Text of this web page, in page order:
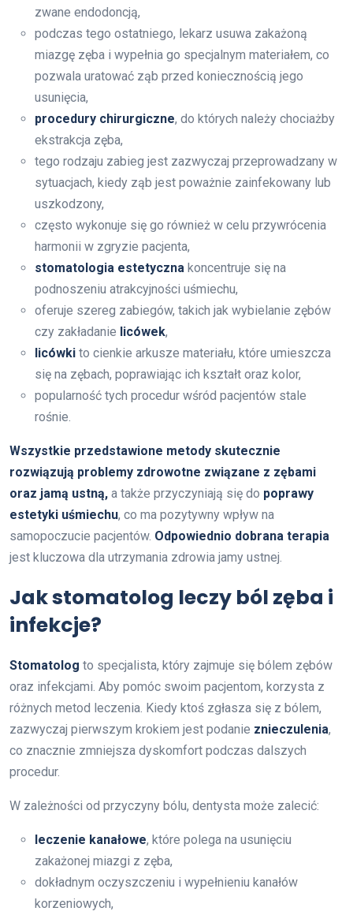
zwane endodoncją,
podczas tego ostatniego, lekarz usuwa zakażoną
miazgę zęba i wypełnia go specjalnym materiałem, co
pozwala uratować ząb przed koniecznością jego
usunięcia,
procedury chirurgiczne, do których należy chociażby
ekstrakcja zęba,
tego rodzaju zabieg jest zazwyczaj przeprowadzany w
sytuacjach, kiedy ząb jest poważnie zainfekowany lub
uszkodzony,
często wykonuje się go również w celu przywrócenia
harmonii w zgryzie pacjenta,
stomatologia estetyczna koncentruje się na
podnoszeniu atrakcyjności uśmiechu,
oferuje szereg zabiegów, takich jak wybielanie zębów
czy zakładanie licówek,
licówki to cienkie arkusze materiału, które umieszcza
się na zębach, poprawiając ich kształt oraz kolor,
popularność tych procedur wśród pacjentów stale
rośnie.
Wszystkie przedstawione metody skutecznie
rozwiązują problemy zdrowotne związane z zębami
oraz jamą ustną, a także przyczyniają się do poprawy
estetyki uśmiechu, co ma pozytywny wpływ na
samopoczucie pacjentów. Odpowiednio dobrana terapia
jest kluczowa dla utrzymania zdrowia jamy ustnej.
Jak stomatolog leczy ból zęba i
infekcje?
Stomatolog to specjalista, który zajmuje się bólem zębów
oraz infekcjami. Aby pomóc swoim pacjentom, korzysta z
różnych metod leczenia. Kiedy ktoś zgłasza się z bólem,
zazwyczaj pierwszym krokiem jest podanie znieczulenia,
co znacznie zmniejsza dyskomfort podczas dalszych
procedur.
W zależności od przyczyny bólu, dentysta może zalecić:
leczenie kanałowe, które polega na usunięciu
zakażonej miazgi z zęba,
dokładnym oczyszczeniu i wypełnieniu kanałów
korzeniowych,